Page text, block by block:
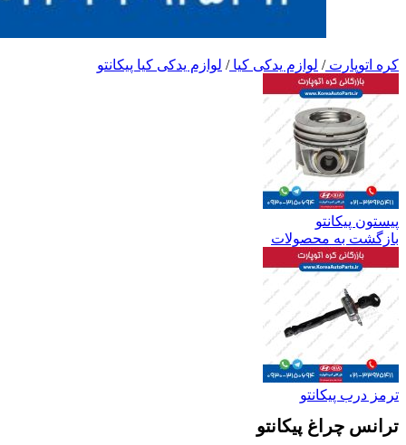
کره اتوپارت/ لوازم یدکی کیا/ لوازم یدکی کیا پیکانتو
پیستون پیکانتو
بازگشت به محصولات
ترمز درب پیکانتو
ترانس چراغ پیکانتو